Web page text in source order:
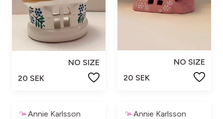
NO SIZE
20 SEK
NO SIZE
20 SEK
Annie Karlsson Annie Karlsson